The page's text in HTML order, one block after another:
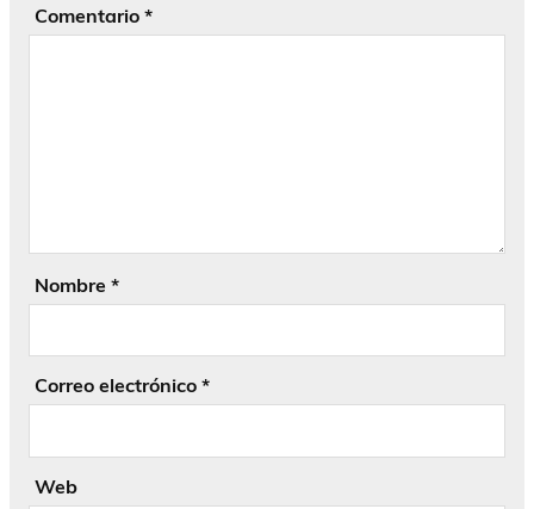
Comentario *
Nombre *
Correo electrónico *
Web